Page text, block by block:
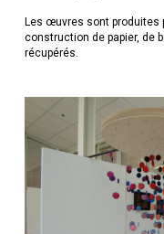
Les œuvres sont produites
construction de papier, de
récupérés.